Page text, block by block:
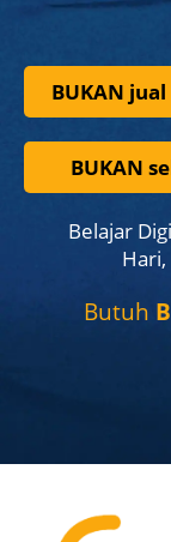
BUKAN
BUKAN
Belajar
Butuh